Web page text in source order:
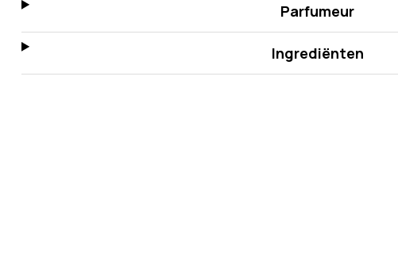
Parfumeur
Ingrediënten